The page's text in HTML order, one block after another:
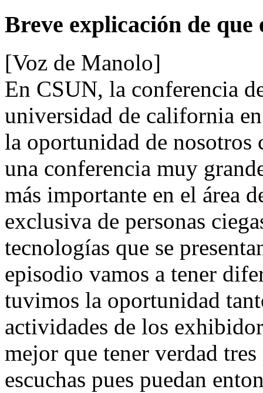
Breve explicación de que
[Voz de Manolo]
En CSUN, la conferencia
universidad de california
la oportunidad de nosotros
una conferencia muy
más importante en el área
exclusiva de personas
tecnologías que se
episodio vamos a tener
tuvimos la oportunidad
actividades de los
mejor que tener verdad
escuchas pues puedan